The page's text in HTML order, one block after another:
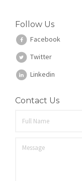
Follow Us
Facebook
Twitter
Linkedin
Contact Us